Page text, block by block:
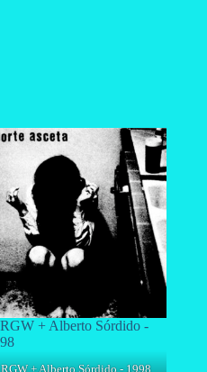
RGW + Alberto Sórdido - 1998